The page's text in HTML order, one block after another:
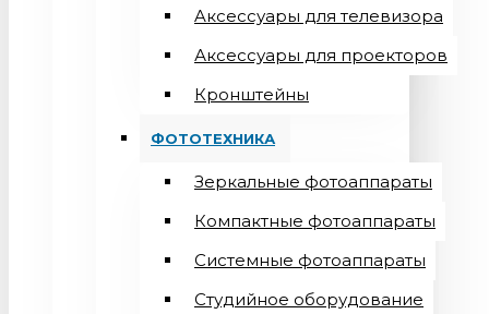
Aксессуары для телевизора
Аксессуары для проекторов
Кронштейны
ФОТОТЕХНИКА
Зеркальные фотоаппараты
Компактные фотоаппараты
Системные фотоаппараты
Студийное оборудование